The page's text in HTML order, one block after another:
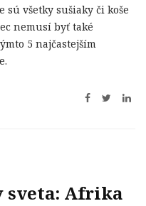
všetky sušiaky či koše
nemusí byť také
5 najčastejším
sveta: Afrika